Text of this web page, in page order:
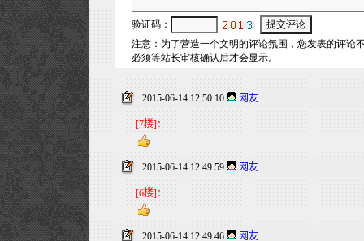
2015-06-14 12:50:10 网友
[7楼]：
2015-06-14 12:49:59 网友
[6楼]：
2015-06-14 12:49:46 网友